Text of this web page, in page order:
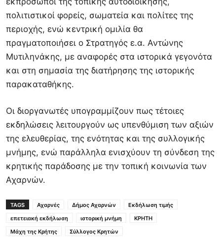
πολιτιστικοί φορείς, σωματεία και πολίτες της
περιοχής, ενώ κεντρική ομιλία θα
πραγματοποιήσει ο Στρατηγός ε.α. Αντώνης
Μυτιληνάκης, με αναφορές στα ιστορικά γεγονότα
και στη σημασία της διατήρησης της ιστορικής
παρακαταθήκης.
Οι διοργανωτές υπογραμμίζουν πως τέτοιες
εκδηλώσεις λειτουργούν ως υπενθύμιση των αξιών
της ελευθερίας, της ενότητας και της συλλογικής
μνήμης, ενώ παράλληλα ενισχύουν τη σύνδεση της
κρητικής παράδοσης με την τοπική κοινωνία των
Αχαρνών.
TAGS Αχαρνές Δήμος Αχαρνών
Εκδήλωση τιμής
επετειακή εκδήλωση
ιστορική μνήμη
ΚΡΗΤΗ
Μάχη της Κρήτης
Σύλλογος Κρητών